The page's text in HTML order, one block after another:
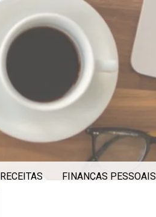
RECEITAS FINANÇAS PESSOAIS